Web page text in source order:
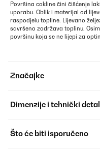
Površina cakline čini čišćenje
uporabu. Oblik i materijal od
raspodjelu topline. Lijevano
savršeno zadržava toplinu.
površinu koja se ne lijepi za
Značajke
Dimenzije i tehnički
Što će biti isporučeno